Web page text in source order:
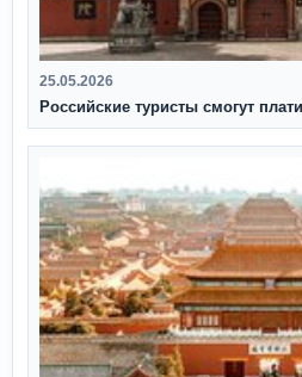
25.05.2026
Российские туристы смогут